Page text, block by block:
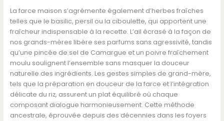
La farce maison s’agrémente également d’herbes fraîches
telles que le basilic, persil ou la ciboulette, qui apportent une
fraîcheur indispensable à la recette. L’ail écrasé à la façon de
nos grands-mères libère ses parfums sans agressivité, tandis
qu’une pincée de sel de Camargue et un poivre fraîchement
moulu soulignent l’ensemble sans masquer la douceur
naturelle des ingrédients. Les gestes simples de grand-mère,
tels que la préparation en douceur de la farce et l’intégration
délicate du riz, assurent un plat équilibré où chaque
composant dialogue harmonieusement. Cette méthode
ancestrale, éprouvée depuis des décennies dans les foyers